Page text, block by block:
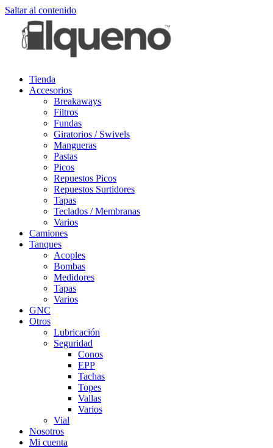
Saltar al contenido
Tienda
Accesorios
Breakaways
Filtros
Fundas
Giratorios / Swivels
Mangueras
Pastas
Picos
Repuestos Picos
Repuestos Surtidores
Tapas
Teclados / Membranas
Varios
Camiones
Tanques
Acoples
Bombas
Medidores
Tapas
Varios
GNC
Otros
Lubricación
Seguridad
Conos
EPP
Tachas
Topes
Vallas
Varios
Vial
Nosotros
Mi cuenta